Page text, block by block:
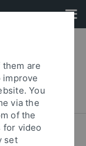
are
improve
You
via the
of the
for video
set